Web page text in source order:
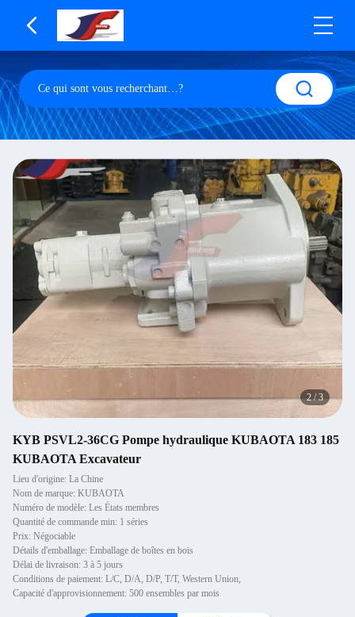
3/3
KYB PSVL2-36CG Pompe hydraulique KUBAOTA 183 185
KUBAOTA Excavateur
Lieu d'origine: La Chine
Nom de marque: KUBAOTA
Numéro de modèle: Les États membres
Quantité de commande min: 1 séries
Prix: Négociable
Détails d'emballage: Emballage de boîtes en bois
Délai de livraison: 3 à 5 jours
Conditions de paiement: L/C, D/A, D/P, T/T, Western Union,
Capacité d'approvisionnement: 500 ensembles par mois